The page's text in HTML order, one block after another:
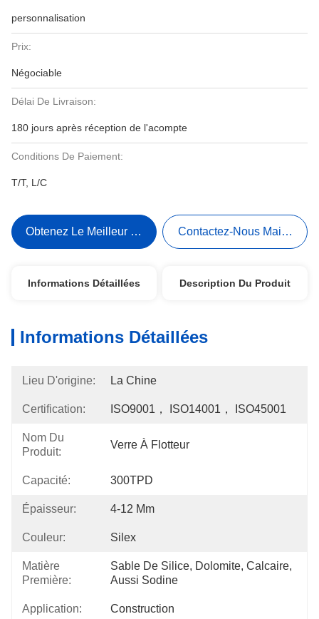
personnalisation
Prix:
Négociable
Délai De Livraison:
180 jours après réception de l'acompte
Conditions De Paiement:
T/T, L/C
Obtenez Le Meilleur Prix Contactez-Nous Maintenant
Informations Détaillées Description Du Produit
Informations Détaillées
Lieu D'origine: La Chine
Certification: ISO9001， ISO14001， ISO45001
Nom Du
Produit:
Verre À Flotteur
Capacité: 300TPD
Épaisseur: 4-12 Mm
Couleur: Silex
Matière
Première:
Sable De Silice, Dolomite, Calcaire,
Aussi Sodine
Application: Construction